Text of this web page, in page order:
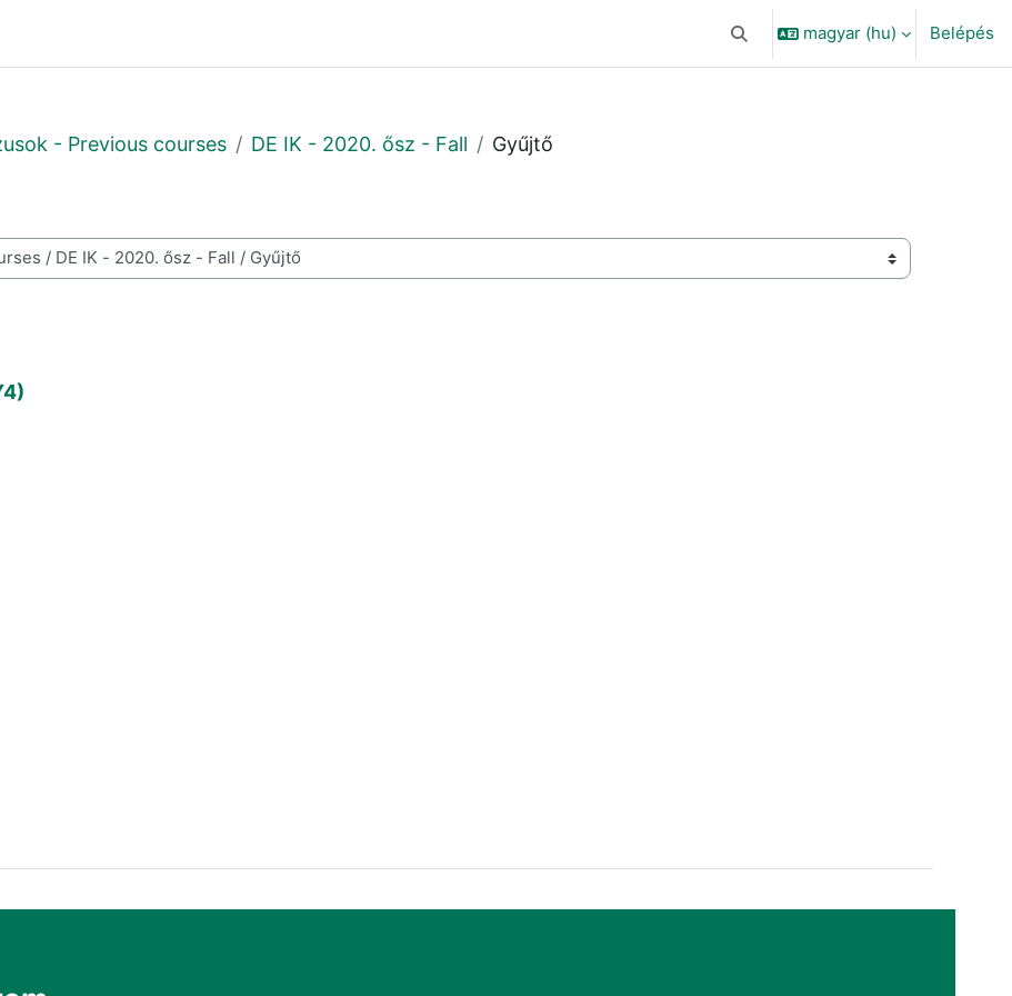
Keresési bemeneti adatok váltása
magyar ‎(hu)‎ Belépés
- Previous courses DE IK - 2020. ősz - Fall Gyűjtő